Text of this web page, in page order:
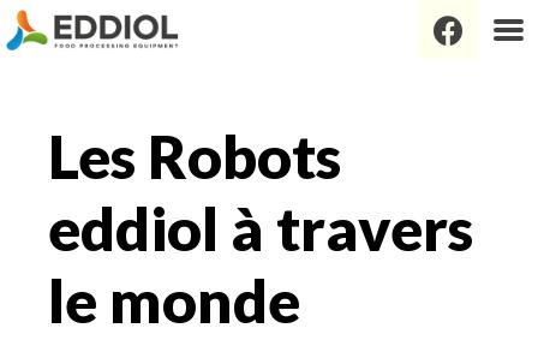
Les Robots
eddiol à travers
le monde